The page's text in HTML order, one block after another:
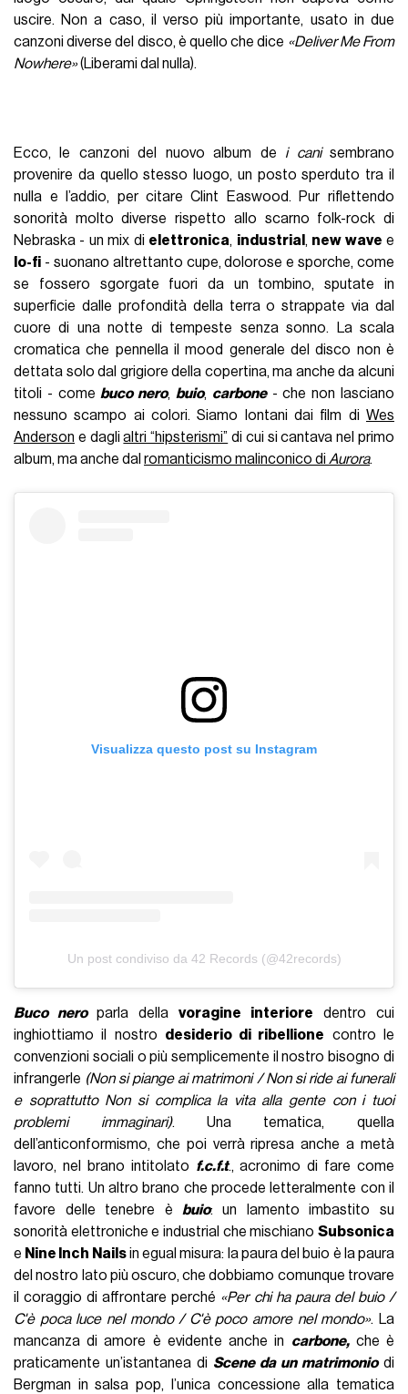
uscire. Non a caso, il verso più importante, usato in due
canzoni diverse del disco, è quello che dice «Deliver Me From
Nowhere»(Liberami dal nulla).
Ecco, le canzoni del nuovo album de i canisembrano
provenire da quello stesso luogo, un posto sperduto tra il
nulla e l’addio, per citare Clint Easwood. Pur riflettendo
sonorità molto diverse rispetto allo scarno folk-rock di
Nebraska - un mix di elettronica, industrial , new wave e
lo-fi - suonano altrettanto cupe, dolorose e sporche, come
se fossero sgorgate fuori da un tombino, sputate in
superficie dalle profondità della terra o strappate via dal
cuore di una notte di tempeste senza sonno. La scala
cromatica che pennella il mood generale del disco non è
dettata solo dal grigiore della copertina, ma anche da alcuni
titoli - come buco nero, buio, carbone- che non lasciano
nessuno scampo ai colori. Siamo lontani dai film di Wes
Anderson e daglialtri “hipsterismi” di cui si cantava nel primo
album, ma anche dalromanticismo malinconico di Aurora.
Visualizza questo post su Instagram
Un post condiviso da 42 Records (@42records)
Buco neroparla della voragine interiore dentro cui
inghiottiamo il nostro desiderio di ribellione contro le
convenzioni sociali o più semplicemente il nostro bisogno di
infrangerle (Non si piange ai matrimoni / Non si ride ai funerali
e soprattutto Non si complica la vita alla gente con i tuoi
problemi immaginari). Una tematica, quella
dell’anticonformismo, che poi verrà ripresa anche a metà
lavoro, nel brano intitolato f.c.f.t., acronimo di fare come
fanno tutti. Un altro brano che procede letteralmente con il
favore delle tenebre è buio: un lamento imbastito su
sonorità elettroniche e industrial che mischiano Subsonica
e Nine Inch Nailsin egual misura: la paura del buio è la paura
del nostro lato più oscuro, che dobbiamo comunque trovare
il coraggio di affrontare perché «Per chi ha paura del buio /
C'è poca luce nel mondo / C'è poco amore nel mondo». La
mancanza di amore è evidente anche in carbone,che è
praticamente un’istantanea di Scene da un matrimoniodi
Bergman in salsa pop, l’unica concessione alla tematica